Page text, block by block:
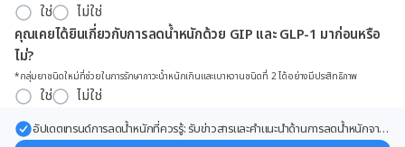
ใช่
ไม่ใช่
คุณเคยได้ยินเกี่ยวกับการลดน้ำหนักด้วย GIP และ GLP-1 มาก่อนหรือ
ไม่?
*กลุ่มยาชนิดใหม่ที่ช่วยในการรักษาภาวะน้ำหนักเกินและเบาหวานชนิดที่ 2 ได้อย่างมีประสิทธิภาพ
ใช่ ไม่ใช่
อัปเดตเทรนด์การลดน้ำหนักที่ควรรู้: รับข่าวสารและคำแนะนำด้านการลดน้ำหนักจาก